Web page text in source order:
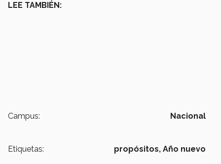
LEE TAMBIÉN:
Campus: Nacional
Etiquetas: propósitos, Año nuevo